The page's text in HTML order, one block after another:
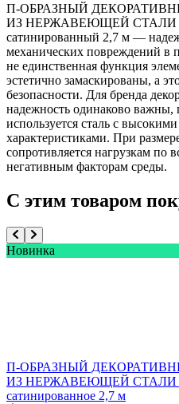
П-ОБРАЗНЫЙ
ИЗ НЕРЖАВЕЮЩЕЙ СТАЛИ
сатинированный 2,7 м —
механических повреждений в
не единственная функция
эстетично замаскированы, а
безопасности. Для бренда
надежность одинаково важны,
используется сталь с
характеристиками. При
сопротивляется нагрузкам по
негативным факторам среды.
С этим товаром
Новинка
П-ОБРАЗНЫЙ
ИЗ НЕРЖАВЕЮЩЕЙ СТАЛИ
сатинированное 2,7 м